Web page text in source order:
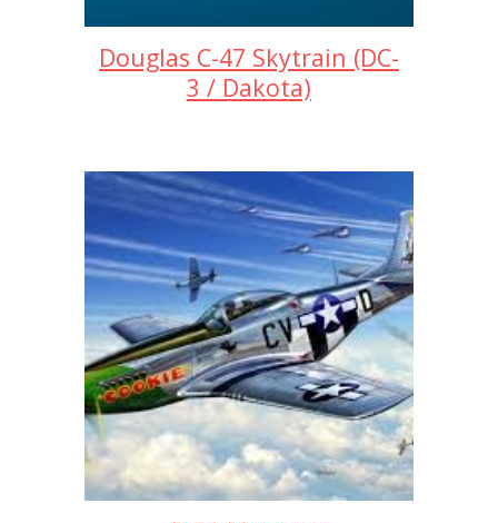
Douglas C-47 Skytrain (DC-
3 / Dakota)